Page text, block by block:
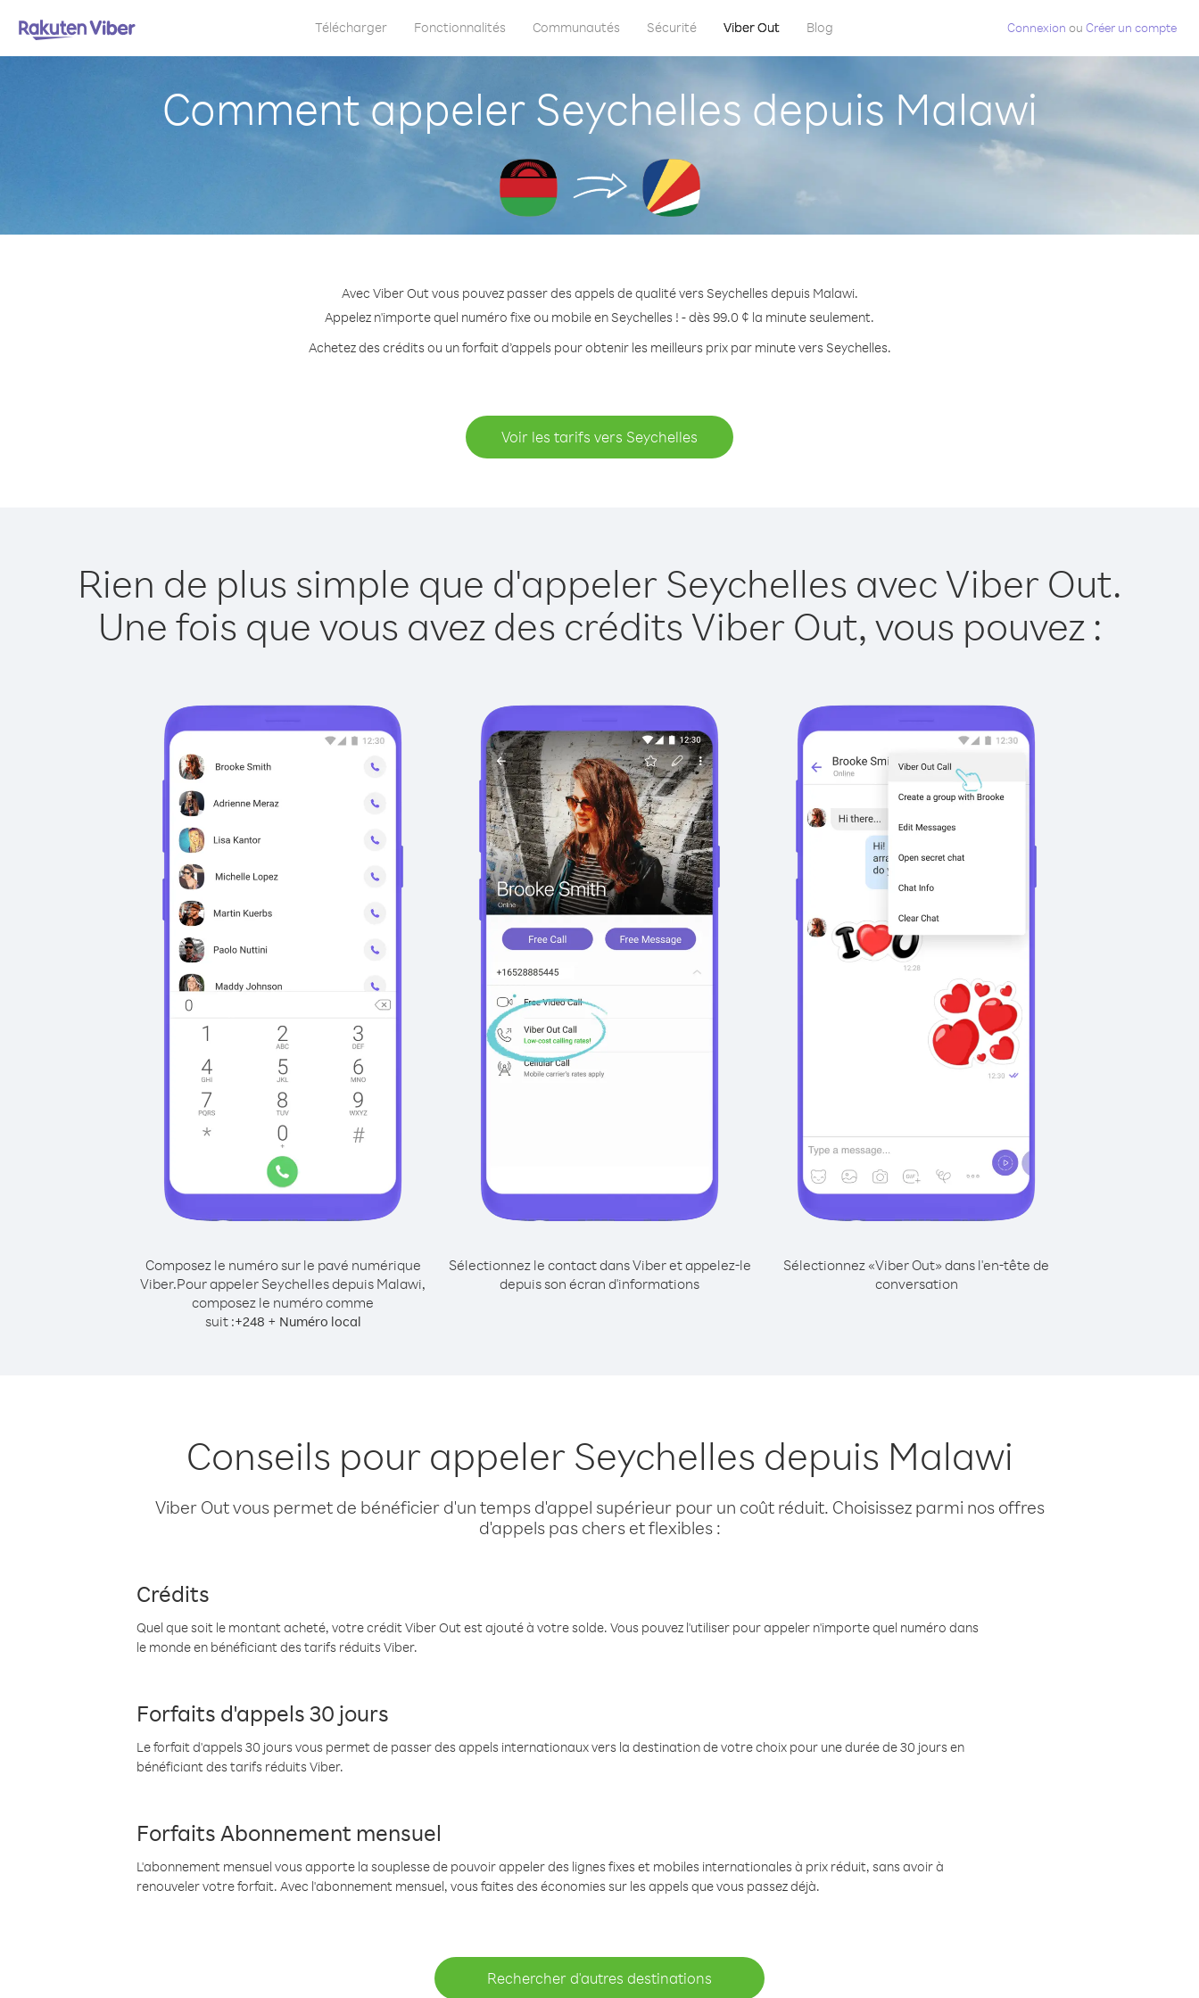
Télécharger Fonctionnalités Communautés Sécurité Viber Out Blog Connexion ou Créer un compte
Comment appeler Seychelles depuis Malawi
Avec Viber Out vous pouvez passer des appels de qualité vers Seychelles depuis Malawi.
Appelez n'importe quel numéro fixe ou mobile en Seychelles ! - dès 99.0 ¢ la minute seulement.
Achetez des crédits ou un forfait d’appels pour obtenir les meilleurs prix par minute vers Seychelles.
Voir les tarifs vers Seychelles
Rien de plus simple que d'appeler Seychelles avec Viber Out.
Une fois que vous avez des crédits Viber Out, vous pouvez :
Composez le numéro sur le pavé numérique
Viber.Pour appeler Seychelles depuis Malawi,
composez le numéro comme
suit :+248 + Numéro local
Sélectionnez le contact dans Viber et appelez-le
depuis son écran d'informations
Sélectionnez «Viber Out» dans l'en-tête de
conversation
Conseils pour appeler Seychelles depuis Malawi
Viber Out vous permet de bénéficier d'un temps d'appel supérieur pour un coût réduit. Choisissez parmi nos offres
d'appels pas chers et flexibles :
Crédits
Quel que soit le montant acheté, votre crédit Viber Out est ajouté à votre solde. Vous pouvez l'utiliser pour appeler n'importe quel numéro dans
le monde en bénéficiant des tarifs réduits Viber.
Forfaits d'appels 30 jours
Le forfait d'appels 30 jours vous permet de passer des appels internationaux vers la destination de votre choix pour une durée de 30 jours en
bénéficiant des tarifs réduits Viber.
Forfaits Abonnement mensuel
L'abonnement mensuel vous apporte la souplesse de pouvoir appeler des lignes fixes et mobiles internationales à prix réduit, sans avoir à
renouveler votre forfait. Avec l'abonnement mensuel, vous faites des économies sur les appels que vous passez déjà.
Rechercher d'autres destinations